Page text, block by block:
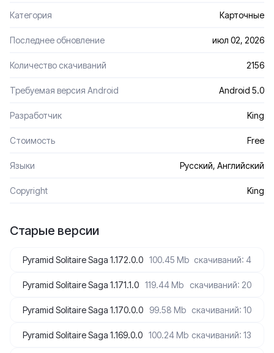
Категория Карточные
Последнее обновление июл 02, 2026
Количество скачиваний 2156
Требуемая версия Android Android 5.0
Разработчик King
Стоимость Free
Языки Русский, Английский
Сopyright King
Старые версии
Pyramid Solitaire Saga 1.172.0.0 100.45 Mb скачиваний: 4
Pyramid Solitaire Saga 1.171.1.0 119.44 Mb скачиваний: 20
Pyramid Solitaire Saga 1.170.0.0 99.58 Mb скачиваний: 10
Pyramid Solitaire Saga 1.169.0.0 100.24 Mb скачиваний: 13